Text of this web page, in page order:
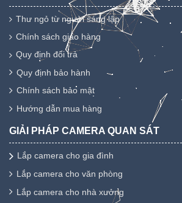
Thư ngỏ từ người sáng lập
Chính sách giao hàng
Quy định đổi trả
Quy định bảo hành
Chính sách bảo mật
Hướng dẫn mua hàng
GIẢI PHÁP CAMERA QUAN SÁT
Lắp camera cho gia đình
Lắp camera cho văn phòng
Lắp camera cho nhà xưởng